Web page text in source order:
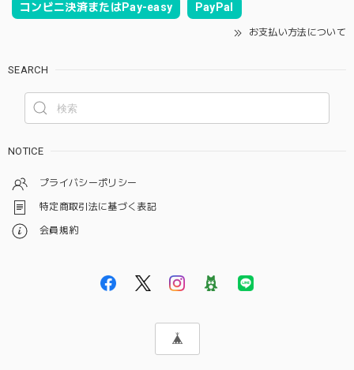
コンビニ決済またはPay-easy PayPal
お支払い方法について
SEARCH
NOTICE
プライバシーポリシー
特定商取引法に基づく表記
会員規約